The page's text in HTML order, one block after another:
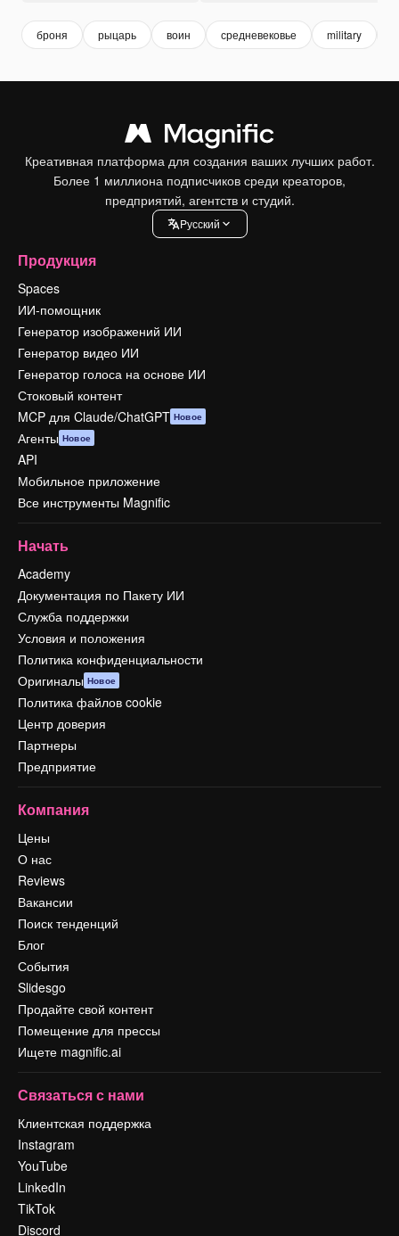
броня рыцарь воин средневековье military
Креативная платформа для создания ваших лучших работ.
Более 1 миллиона подписчиков среди креаторов,
предприятий, агентств и студий.
Pусский
Продукция
Spaces
ИИ-помощник
Генератор изображений ИИ
Генератор видео ИИ
Генератор голоса на основе ИИ
Стоковый контент
MCP для Claude/ChatGPT Новое
Агенты Новое
API
Мобильное приложение
Все инструменты Magnific
Начать
Academy
Документация по Пакету ИИ
Служба поддержки
Условия и положения
Политика конфиденциальности
Оригиналы Новое
Политика файлов cookie
Центр доверия
Партнеры
Предприятие
Компания
Цены
О нас
Reviews
Вакансии
Поиск тенденций
Блог
События
Slidesgo
Продайте свой контент
Помещение для прессы
Ищете magnific.ai
Связаться с нами
Клиентская поддержка
Instagram
YouTube
LinkedIn
TikTok
Discord